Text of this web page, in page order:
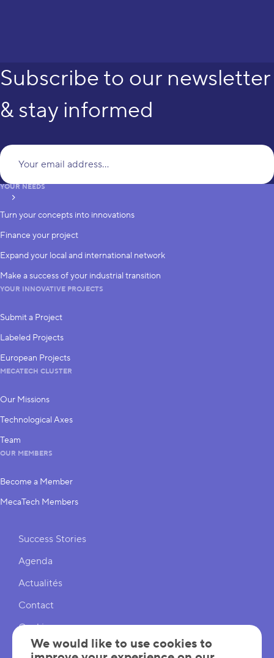
Subscribe to our newsletter
& stay informed
subscribe
YOUR NEEDS
Turn your concepts into innovations
Finance your project
Expand your local and international network
Make a success of your industrial transition
YOUR INNOVATIVE PROJECTS
Submit a Project
Labeled Projects
European Projects
MECATECH CLUSTER
Our Missions
Technological Axes
Team
OUR MEMBERS
Become a Member
MecaTech Members
Shortcuts
Success Stories
Agenda
Actualités
Contact
Cookies
Cookies Settings
We would like to use cookies to